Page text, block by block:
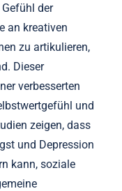
der
an kreativen
zu artikulieren,
Dieser
verbesserten
und
zeigen, dass
und Depression
kann, soziale